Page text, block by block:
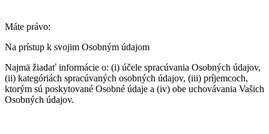
Máte právo:
Na prístup k svojim Osobným údajom
Najmä žiadať informácie o: (i) účele spracúvania Osobných údajov,
(ii) kategóriách spracúvaných osobných údajov, (iii) príjemcoch,
ktorým sú poskytované Osobné údaje a (iv) obe uchovávania Vašich
Osobných údajov.